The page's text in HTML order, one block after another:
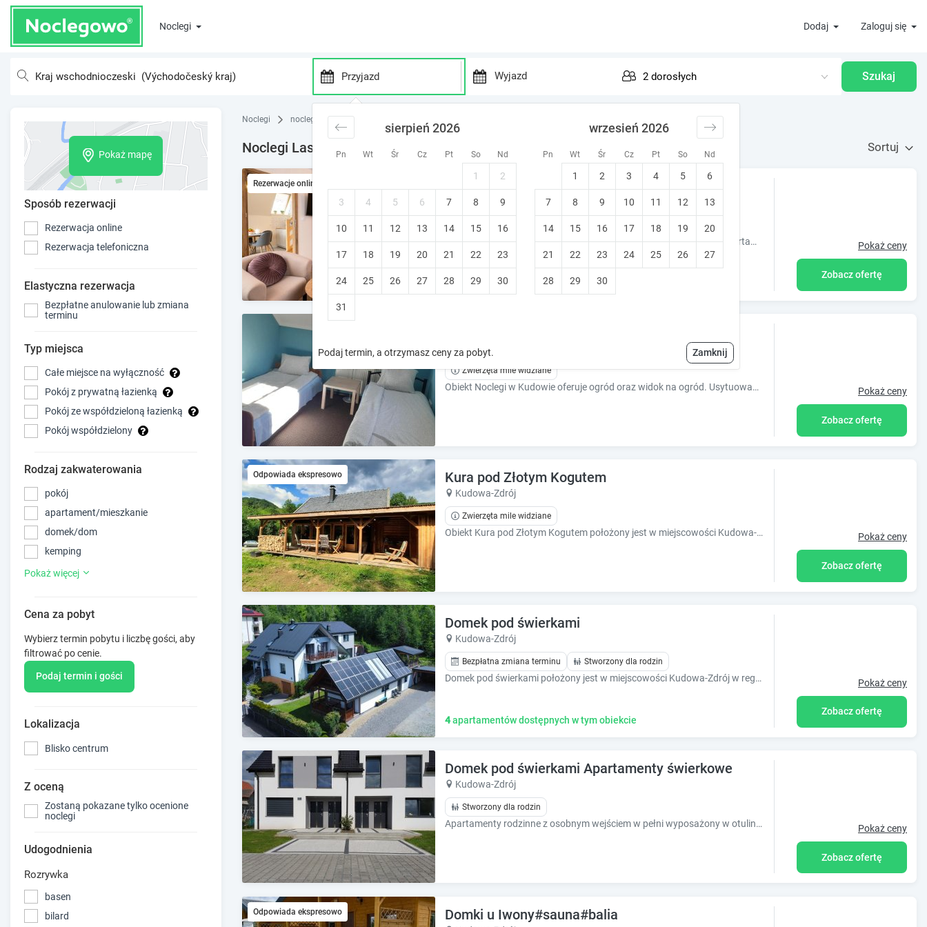
Noclegi Dodaj Zaloguj się
P
e
s
s
d
o
w
n
r
e
y
t
t
e
r
a
c
t
w
i
t
h
t
h
e
c
a
l
e
n
d
a
r
a
n
d
s
e
l
e
c
t
a
d
a
t
d
w
a
e
y
t
r
a
t
w
e
l
e
a
n
e
l
Pn Wt Śr Cz Pt So Nd Pn Wt Śr Cz Pt So Nd
sierpień 2026
1 2
3 4 5 6 7 8 9
10 11 12 13 14 15 16
17 18 19 20 21 22 23
24 25 26 27 28 29 30
31
wrzesień 2026
1 2 3 4 5 6
7 8 9 10 11 12 13
14 15 16 17 18 19 20
21 22 23 24 25 26 27
28 29 30
Podaj termin, a otrzymasz ceny za pobyt. Zamknij
Szukaj
Pokaż mapę
Sposób rezerwacji
Rezerwacja online
Rezerwacja telefoniczna
Elastyczna rezerwacja
Bezpłatne anulowanie lub zmiana
terminu
Typ miejsca
Całe miejsce na wyłączność
Pokój z prywatną łazienką
Pokój ze współdzieloną łazienką
Pokój współdzielony
Rodzaj zakwaterowania
pokój
apartament/mieszkanie
domek/dom
kemping
Pokaż więcej
Cena za pobyt
Wybierz termin pobytu i liczbę gości, aby
filtrować po cenie.
Podaj termin i gości
Lokalizacja
Blisko centrum
Z oceną
Zostaną pokazane tylko ocenione
noclegi
Udogodnienia
Rozrywka
basen
bilard
Noclegi noclegi Kraj wschodnioczeski (Východočeský kraj)
Noclegi Last Minute w Kraj wschodnioczeski Sortuj
Rezerwacje online Dębowa
Kudowa-Zdrój Wyjątkowy!
Prywatna łazienka Idealny dla par
"Apartamenty La Villa" to kompleks 14 komfortowo urządzonych apartamentów od 2 do 7 osobowych.
4apartamentów dostępnych w tym obiekcie
Pokaż ceny
Zobacz ofertę
Kudowa-Zdrój
Zwierzęta mile widziane
Obiekt Noclegi w Kudowie oferuje ogród oraz widok na ogród. Usytuowany jest on w miejscowości Kudowa-Zdrój. Odległość ważnych miejsc od obiekt Pokaż ceny
Zobacz ofertę
Odpowiada ekspresowo Kura pod Złotym Kogutem
Kudowa-Zdrój
Zwierzęta mile widziane
Obiekt Kura pod Złotym Kogutem położony jest w miejscowości Kudowa-Zdrój i oferuje widok na góry. Odległość ważnych miejsc od obiektu: Błę Pokaż ceny
Zobacz ofertę
Domek pod świerkami
Kudowa-Zdrój
Bezpłatna zmiana terminu Stworzony dla rodzin
Domek pod świerkami położony jest w miejscowości Kudowa-Zdrój w regionie dolnośląskie i oferuje bezpłatne Wi-Fi, plac zabaw, ogród oraz parking.
4apartamentów dostępnych w tym obiekcie
Pokaż ceny
Zobacz ofertę
Domek pod świerkami Apartamenty świerkowe
Kudowa-Zdrój
Stworzony dla rodzin
Apartamenty rodzinne z osobnym wejściem w pełni wyposażony w otulinie Parku Zdrojowego. Pokaż ceny
Zobacz ofertę
Odpowiada ekspresowo Domki u Iwony#sauna#balia